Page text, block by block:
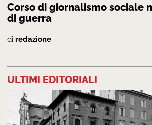
Corso di giornalismo sociale
di guerra
di redazione
ULTIMI EDITORIALI